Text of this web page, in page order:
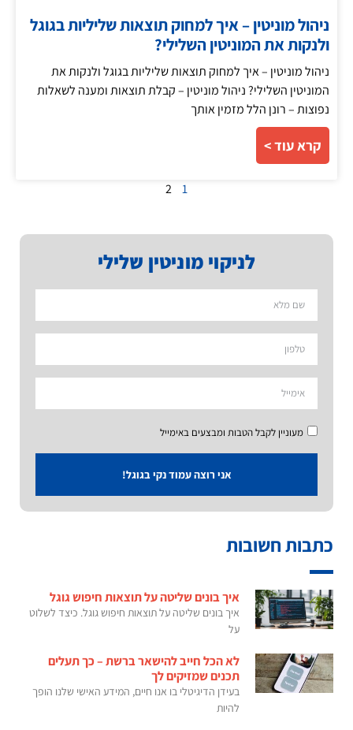
לניקוי מוניטין שלילי
מעוניין לקבל הטבות ומבצעים באימייל
אני רוצה עמוד נקי בגוגל!
כתבות חשובות
איך בונים שליטה על תוצאות חיפוש גוגל
איך בונים שליטה על תוצאות חיפוש גוגל. כיצד לשלוט
על
לא הכל חייב להישאר ברשת – כך תעלים
תכנים שמזיקים לך
בעידן הדיגיטלי בו אנו חיים, המידע האישי שלנו הופך
להיות
ניהול מוניטין – איך למחוק תוצאות שליליות בגוגל
ולנקות את המוניטין השלילי?
ניהול מוניטין – איך למחוק תוצאות שליליות בגוגל ולנקות את
המוניטין השלילי? ניהול מוניטין – קבלת תוצאות ומענה לשאלות
נפוצות – רונן הלל מזמין אותך
קרא עוד >
1
2